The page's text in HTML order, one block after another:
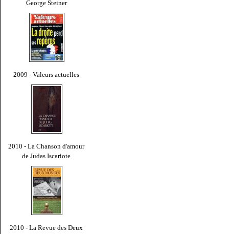
George Steiner
2009 - Valeurs actuelles
2010 - La Chanson d'amour
de Judas Iscariote
2010 - La Revue des Deux